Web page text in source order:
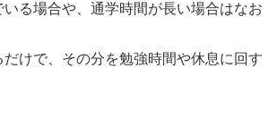
る場合や、通学時間が長い場合はなお
けで、その分を勉強時間や休息に回す